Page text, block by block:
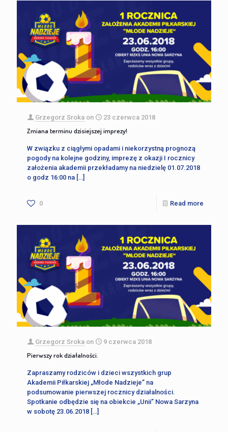
Grzegorz Sroka on 23 czerwca 2018
Zmiana terminu dzisiejszej imprezy!
W związku z ciągłymi opadami i niekorzystną prognozą
pogody na kolejne godziny, imprezę z okazji I rocznicy
założenia akademii przekładamy na niedzielę 01.07.2018
o godz 16:00 na […]
0 Read more
Grzegorz Sroka on 9 czerwca 2018
Pierwszy rok działalności.
Zapraszamy rodziców i dzieci wszystkich grup
Akademii Piłkarskiej „Młode Nadzieje” na
podsumowanie pierwszej rocznicy działalności.
Spotkanie odbędzie się na obiekcie „Unii” Nowa Sarzyna
w sobotę 23.06.2018 […]